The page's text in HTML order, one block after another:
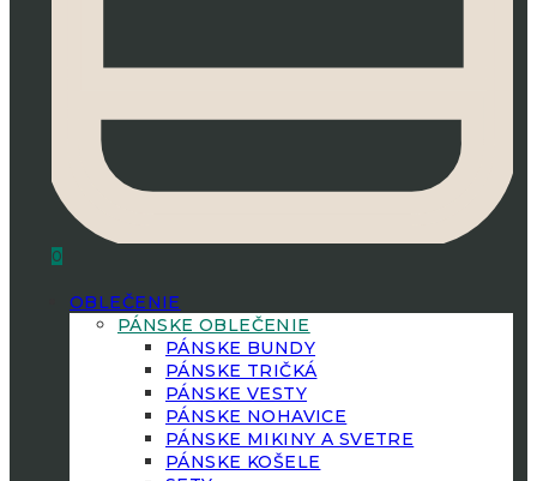
0
OBLEČENIE
PÁNSKE OBLEČENIE
PÁNSKE BUNDY
PÁNSKE TRIČKÁ
PÁNSKE VESTY
PÁNSKE NOHAVICE
PÁNSKE MIKINY A SVETRE
PÁNSKE KOŠELE